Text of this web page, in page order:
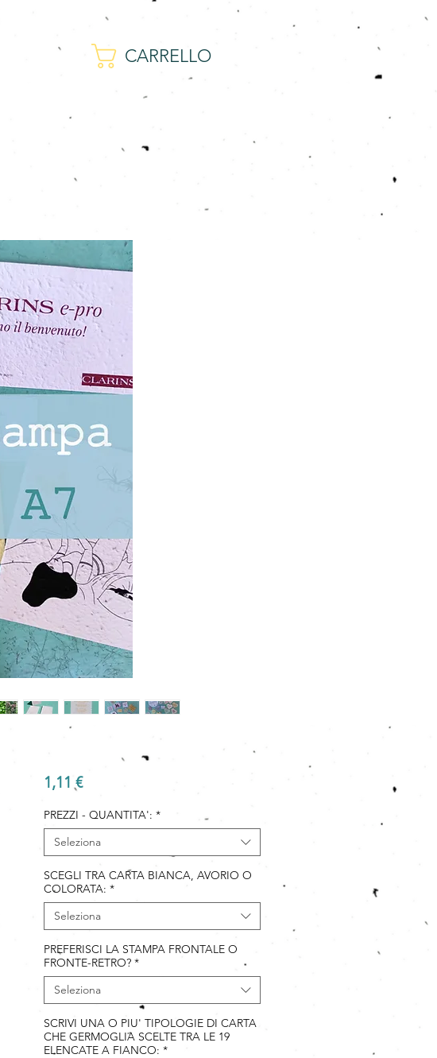
CARRELLO
1,11 €Prezzo
PREZZI - QUANTITA': *
Seleziona
SCEGLI TRA CARTA BIANCA, AVORIO O
COLORATA: *
Seleziona
PREFERISCI LA STAMPA FRONTALE O
FRONTE-RETRO? *
Seleziona
SCRIVI UNA O PIU' TIPOLOGIE DI CARTA
CHE GERMOGLIA SCELTE TRA LE 19
ELENCATE A FIANCO: *